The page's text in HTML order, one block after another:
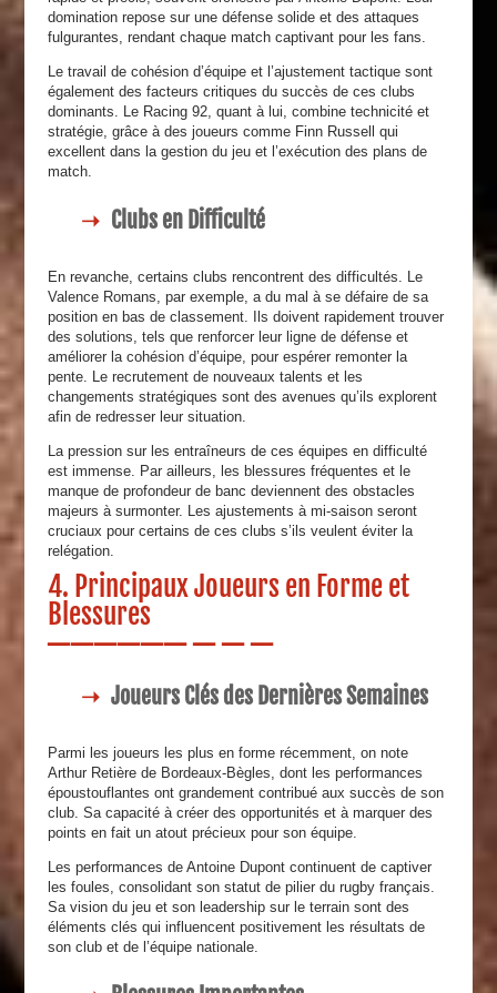
domination repose sur une défense solide et des attaques
fulgurantes, rendant chaque match captivant pour les fans.
Le travail de cohésion d’équipe et l’ajustement tactique sont
également des facteurs critiques du succès de ces clubs
dominants. Le Racing 92, quant à lui, combine technicité et
stratégie, grâce à des joueurs comme Finn Russell qui
excellent dans la gestion du jeu et l’exécution des plans de
match.
Clubs en Difficulté
En revanche, certains clubs rencontrent des difficultés. Le
Valence Romans, par exemple, a du mal à se défaire de sa
position en bas de classement. Ils doivent rapidement trouver
des solutions, tels que renforcer leur ligne de défense et
améliorer la cohésion d’équipe, pour espérer remonter la
pente. Le recrutement de nouveaux talents et les
changements stratégiques sont des avenues qu’ils explorent
afin de redresser leur situation.
La pression sur les entraîneurs de ces équipes en difficulté
est immense. Par ailleurs, les blessures fréquentes et le
manque de profondeur de banc deviennent des obstacles
majeurs à surmonter. Les ajustements à mi-saison seront
cruciaux pour certains de ces clubs s’ils veulent éviter la
relégation.
4. Principaux Joueurs en Forme et
Blessures
Joueurs Clés des Dernières Semaines
Parmi les joueurs les plus en forme récemment, on note
Arthur Retière de Bordeaux-Bègles, dont les performances
époustouflantes ont grandement contribué aux succès de son
club. Sa capacité à créer des opportunités et à marquer des
points en fait un atout précieux pour son équipe.
Les performances de Antoine Dupont continuent de captiver
les foules, consolidant son statut de pilier du rugby français.
Sa vision du jeu et son leadership sur le terrain sont des
éléments clés qui influencent positivement les résultats de
son club et de l’équipe nationale.